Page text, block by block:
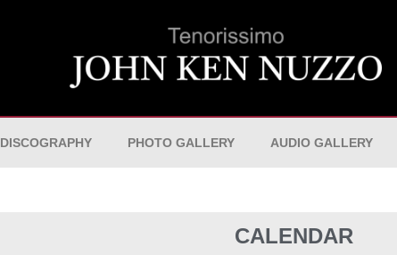
DISCOGRAPHY PHOTO GALLERY AUDIO GALLERY
CALENDAR